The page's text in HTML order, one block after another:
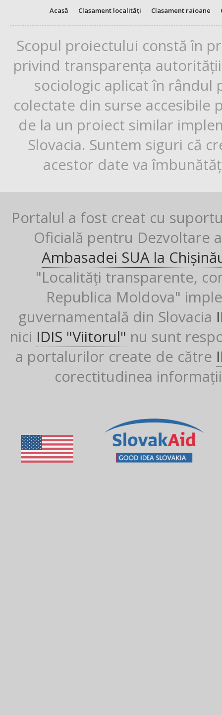
Acasă Clasament localități Clasament raioane
Scopul proiectului constă în
privind transparența
sociologic aplicat în rândul
colectate din surse
de la un proiect similar
Slovacia. Suntem siguri că
acestor date va
Portalul a fost creat cu
Oficială pentru Dezvoltare
Ambasadei SUA la
"Localități transparente,
Republica Moldova"
guvernamentală din Slovacia
nici IDIS "Viitorul" nu sunt
a portalurilor create de către
corectitudinea